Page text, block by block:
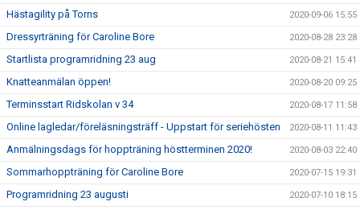
Hästagility på Torns 2020-09-06 15:55
Dressyrträning för Caroline Bore 2020-08-28 23:28
Startlista programridning 23 aug 2020-08-21 15:41
Knatteanmälan öppen! 2020-08-20 09:25
Terminsstart Ridskolan v 34 2020-08-17 11:58
Online lagledar/föreläsningsträff - Uppstart för seriehösten 2020-08-11 11:43
Anmälningsdags för hoppträning höstterminen 2020! 2020-08-03 22:40
Sommarhoppträning för Caroline Bore 2020-07-15 19:31
Programridning 23 augusti 2020-07-10 18:15